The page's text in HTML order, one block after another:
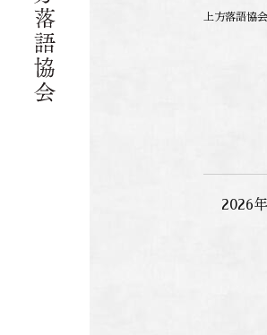
上方落語協
2026